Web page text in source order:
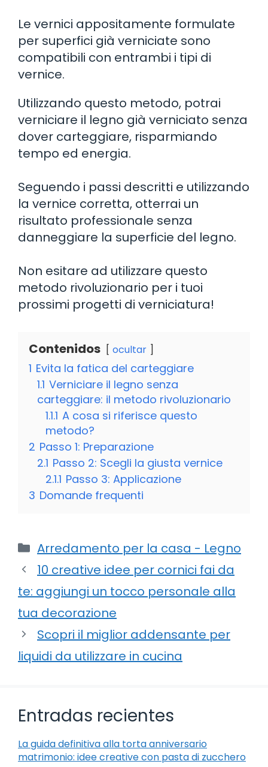
Le vernici appositamente formulate
per superfici già verniciate sono
compatibili con entrambi i tipi di
vernice.
Utilizzando questo metodo, potrai
verniciare il legno già verniciato senza
dover carteggiare, risparmiando
tempo ed energia.
Seguendo i passi descritti e utilizzando
la vernice corretta, otterrai un
risultato professionale senza
danneggiare la superficie del legno.
Non esitare ad utilizzare questo
metodo rivoluzionario per i tuoi
prossimi progetti di verniciatura!
Contenidos ocultar
1 Evita la fatica del carteggiare
1.1 Verniciare il legno senza
carteggiare: il metodo rivoluzionario
1.1.1 A cosa si riferisce questo
metodo?
2 Passo 1: Preparazione
2.1 Passo 2: Scegli la giusta vernice
2.1.1 Passo 3: Applicazione
3 Domande frequenti
Categorie
Arredamento per la casa - Legno
10 creative idee per cornici fai da
te: aggiungi un tocco personale alla
tua decorazione
Scopri il miglior addensante per
liquidi da utilizzare in cucina
Entradas recientes
La guida definitiva alla torta anniversario
matrimonio: idee creative con pasta di zucchero